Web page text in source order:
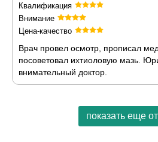
Квалификация
Внимание
Цена-качество
Врач провел осмотр, прописал
посоветовал ихтиоловую мазь.
внимательный доктор.
показать еще